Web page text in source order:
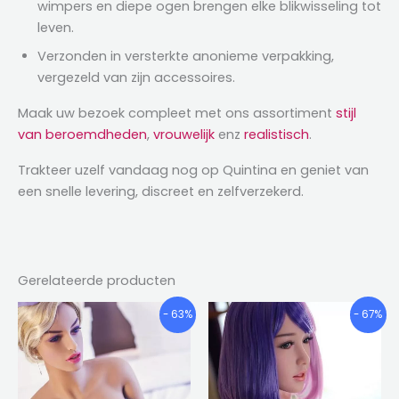
wimpers en diepe ogen brengen elke blikwisseling tot
leven.
Verzonden in versterkte anonieme verpakking,
vergezeld van zijn accessoires.
Maak uw bezoek compleet met ons assortiment stijl
van beroemdheden, vrouwelijk enz realistisch.
Trakteer uzelf vandaag nog op Quintina en geniet van
een snelle levering, discreet en zelfverzekerd.
Gerelateerde producten
- 63%
Prijsklasse:
€738.03
€1,028.71
Dit
product
meerdere
- 67%
€742.40
Dit
product